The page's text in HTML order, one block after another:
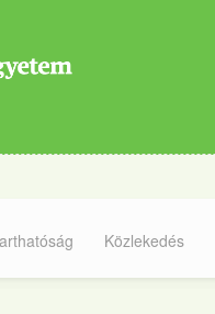
Közlekedés